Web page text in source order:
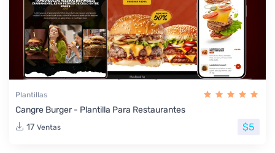
Plantillas
Cangre Burger - Plantilla Para Restaurantes
17 Ventas $5